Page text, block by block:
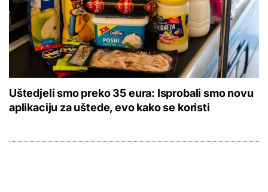
Uštedjeli smo preko 35 eura: Isprobali smo novu
aplikaciju za uštede, evo kako se koristi